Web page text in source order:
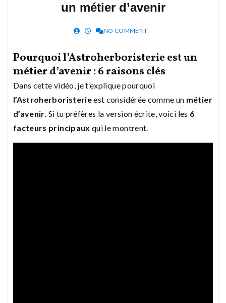
un métier d’avenir
NO COMMENT
Pourquoi l’Astroherboristerie est un
métier d’avenir : 6 raisons clés
Dans cette vidéo, je t’explique pourquoi
l’Astroherboristerieest considérée comme un métier
d’avenir. Si tu préfères la version écrite, voici les 6
facteurs principaux qui le montrent.